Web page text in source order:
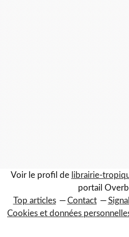
Voir le profil de librairie-
portail
Top articles
Contact
Cookies et données